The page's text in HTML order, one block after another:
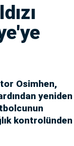
Osimhen,
yeniden
kontrolünden